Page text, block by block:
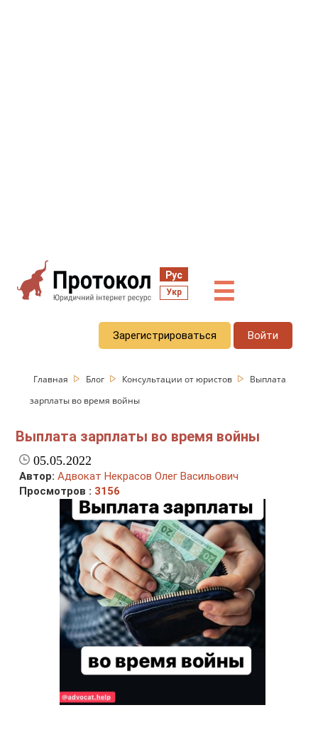
Рус
Укр ☰
Зарегистрироваться Войти
Главная Блог Консультации от юристов
Выплата
зарплаты во время войны
Выплата зарплаты во время войны
05.05.2022
Автор: Адвокат Некрасов Олег Васильович
Просмотров : 3156